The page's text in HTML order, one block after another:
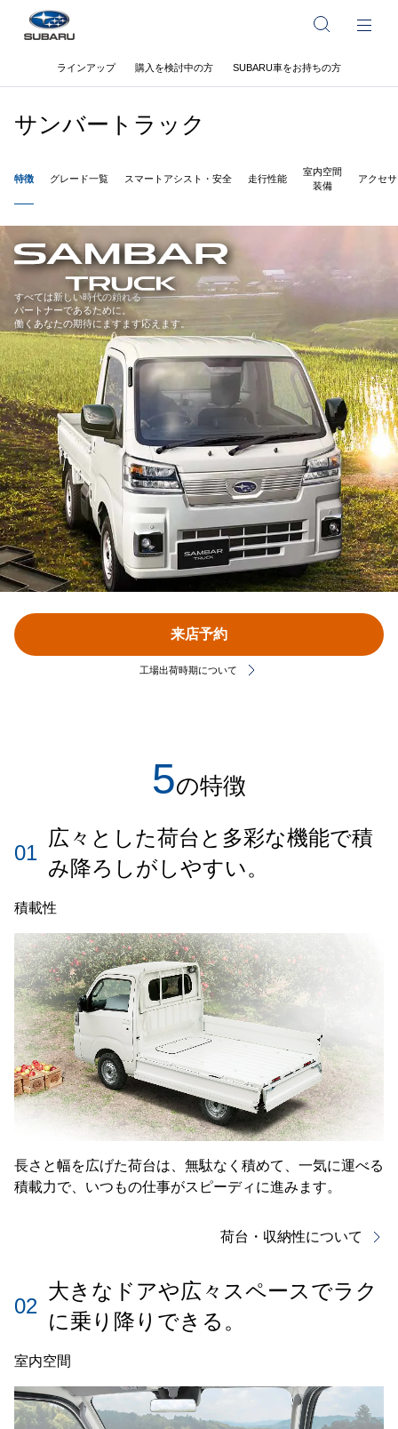
ラインアップ 購入を検討中の方 SUBARU車をお持ちの方
サンバートラック
特徴 グレード一覧 スマートアシスト・安全 走行性能
室内空間
装備
アクセ
すべては新しい時代の頼れる
パートナーであるために。
働くあなたの期待にますます応えます。
工場出荷時期について
来店予約
5の特徴
01
広々とした荷台と多彩な機能で積
み降ろしがしやすい。
積載性
長さと幅を広げた荷台は、無駄なく積めて、一気に運べる
積載力で、いつもの仕事がスピーディに進みます。
荷台・収納性について
02
大きなドアや広々スペースでラク
に乗り降りできる。
室内空間